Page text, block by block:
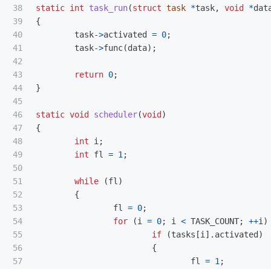
38
39
40
41
42
43
44
45
46
47
48
49
50
51
52
53
54
55
56
57
static int task_run(struct task *task, void *
{
task->activated = 0;
task->func(data);
return 0;
}
static void scheduler(void )
{
int
i ;
int
fl = 1 ;
while (fl )
{
fl
= 0;
for
(i = 0; i < TASK_COUNT; ++i )
if
(tasks [i ]. activated )
{
fl
= 1 ;